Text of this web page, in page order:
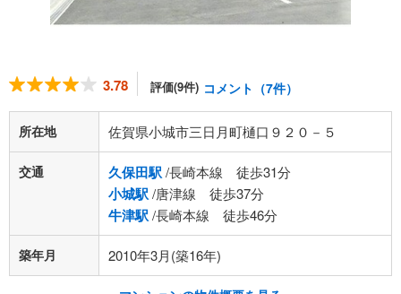
3.78 評価(9件) コメント（7件）
所在地 佐賀県小城市三日月町樋口９２０－５
交通 久保田駅/長崎本線 徒歩31分
小城駅/唐津線 徒歩37分
牛津駅/長崎本線 徒歩46分
築年月 2010年3月(築16年)